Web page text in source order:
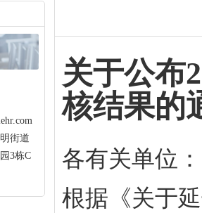
街道
3栋C
关于公布
核结果的
各有关单位：
根据《关于